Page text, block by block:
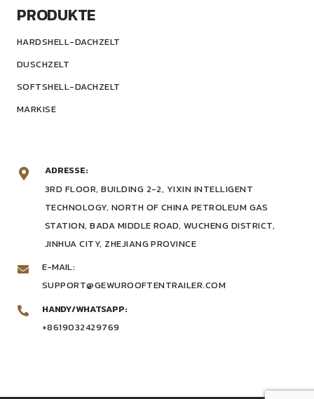
PRODUKTE
HARDSHELL-DACHZELT
DUSCHZELT
SOFTSHELL-DACHZELT
MARKISE
ADRESSE:
3RD FLOOR, BUILDING 2-2, YIXIN INTELLIGENT
TECHNOLOGY, NORTH OF CHINA PETROLEUM GAS
STATION, BADA MIDDLE ROAD, WUCHENG DISTRICT,
JINHUA CITY, ZHEJIANG PROVINCE
E-MAIL:
SUPPORT@GEWUROOFTENTRAILER.COM
HANDY/WHATSAPP:
+8619032429769